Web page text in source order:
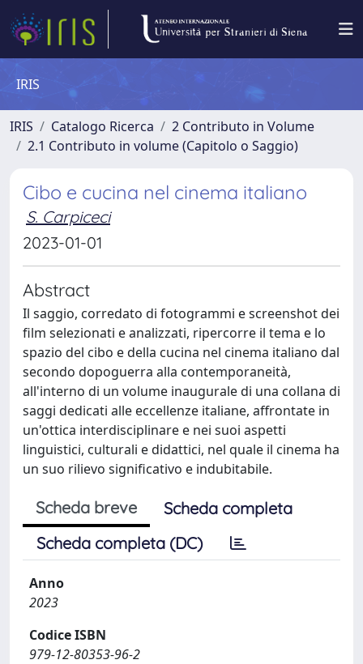
IRIS
IRIS Catalogo Ricerca
2 Contributo in Volume
2.1 Contributo in volume (Capitolo o Saggio)
Cibo e cucina nel cinema italiano
S. Carpiceci
2023-01-01
Abstract
Il saggio, corredato di fotogrammi e screenshot dei
film selezionati e analizzati, ripercorre il tema e lo
spazio del cibo e della cucina nel cinema italiano dal
secondo dopoguerra alla contemporaneità,
all'interno di un volume inaugurale di una collana di
saggi dedicati alle eccellenze italiane, affrontate in
un'ottica interdisciplinare e nei suoi aspetti
linguistici, culturali e didattici, nel quale il cinema ha
un suo rilievo significativo e indubitabile.
Scheda breve
Scheda completa
Scheda completa (DC)
Anno
2023
Codice ISBN
979-12-80353-96-2